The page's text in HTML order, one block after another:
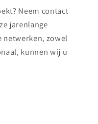
Neem contact
jarenlange
netwerken, zowel
kunnen wij u